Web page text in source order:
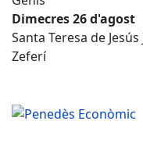
Dimecres 26 d'agost
Santa Teresa de
Zeferí